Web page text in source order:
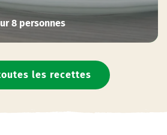
8 personnes
les recettes